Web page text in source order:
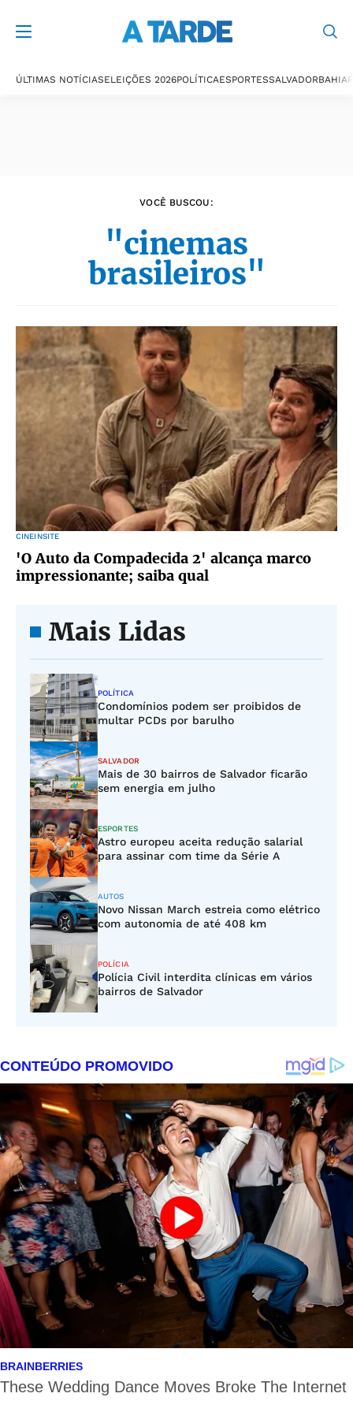
ÚLTIMAS NOTÍCIASELEIÇÕES 2026POLÍTICAESPORTESSALVADORBAHIA
VOCÊ BUSCOU:
"cinemas
brasileiros"
CINEINSITE
'O Auto da Compadecida 2' alcança marco
impressionante; saiba qual
Mais Lidas
POLÍTICA
Condomínios podem ser proibidos de
multar PCDs por barulho
SALVADOR
Mais de 30 bairros de Salvador ficarão
sem energia em julho
ESPORTES
Astro europeu aceita redução salarial
para assinar com time da Série A
AUTOS
Novo Nissan March estreia como elétrico
com autonomia de até 408 km
POLÍCIA
Polícia Civil interdita clínicas em vários
bairros de Salvador